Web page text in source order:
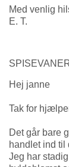
Med venlig
E. T.
Hej janne
Tak for
Det går bare
handlet ind til
Jeg har